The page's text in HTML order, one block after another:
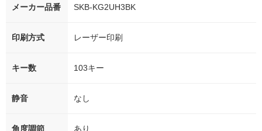
メーカー品番 SKB-KG2UH3BK
印刷方式 レーザー印刷
キー数 103キー
静音 なし
角度調節 あり